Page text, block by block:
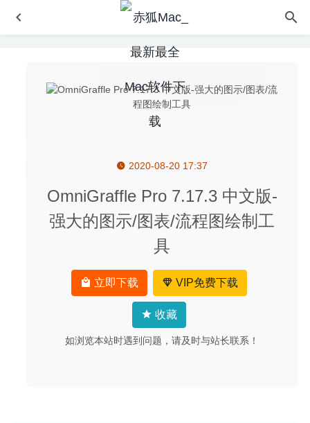
2020-08-20 17:37
OmniGraffle Pro 7.17.3 中文版-
强大的图示/图表/流程图绘制工
具
立即下载 VIP免费下载
收藏
如浏览本站时遇到问题，请及时与站长联系！
TechTool Pro 13.0.1 中文版-Mac系统测试及维护工具
洛雪音乐 1.1.1 中文版-全网无损音乐下载工具 2020-09-19
Wattagio 1.13.1 中文版 – 电池健康检测管理工具 2022-09-
SQLPro Studio 2020.38 – 多用途数据库管理工具